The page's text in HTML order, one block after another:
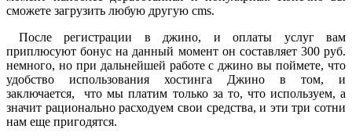
сможете загрузить любую другую cms.
После регистрации в джино, и оплаты услуг вам
приплюсуют бонус на данный момент он составляет 300 руб.
немного, но при дальнейшей работе с джино вы поймете, что
удобство использования хостинга Джино в том, и
заключается, что мы платим только за то, что используем, а
значит рационально расходуем свои средства, и эти три сотни
нам еще пригодятся.